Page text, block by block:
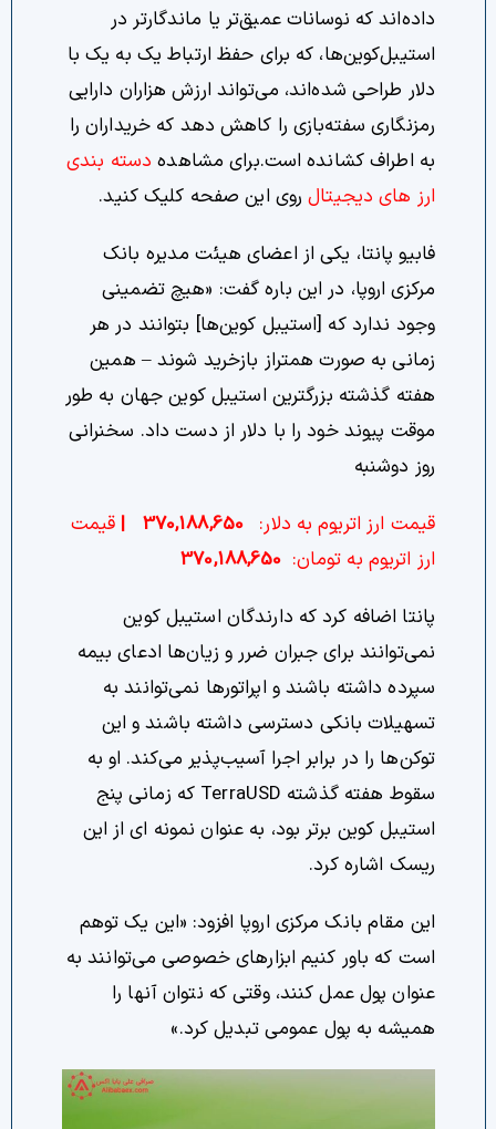
داده‌اند که نوسانات عمیق‌تر یا ماندگارتر در
استیبل‌کوین‌ها، که برای حفظ ارتباط یک به یک با
دلار طراحی شده‌اند، می‌تواند ارزش هزاران دارایی
رمزنگاری سفته‌بازی را کاهش دهد که خریداران را
به اطراف کشانده است.برای مشاهده دسته بندی
ارز های دیجیتالروی این صفحه کلیک کنید.
فابیو پانتا، یکی از اعضای هیئت مدیره بانک
مرکزی اروپا، در این باره گفت: «هیچ تضمینی
وجود ندارد که [استیبل کوین‌ها] بتوانند در هر
زمانی به صورت همتراز بازخرید شوند – همین
هفته گذشته بزرگترین استیبل کوین جهان به طور
موقت پیوند خود را با دلار از دست داد. سخنرانی
روز دوشنبه
قیمت ارز اتریوم به دلار: 370,188,650
| قیمت
ارز اتریوم به تومان: 370,188,650
پانتا اضافه کرد که دارندگان استیبل کوین
نمی‌توانند برای جبران ضرر و زیان‌ها ادعای بیمه
سپرده داشته باشند و اپراتورها نمی‌توانند به
تسهیلات بانکی دسترسی داشته باشند و این
توکن‌ها را در برابر اجرا آسیب‌پذیر می‌کند. او به
سقوط هفته گذشته TerraUSD که زمانی پنج
استیبل کوین برتر بود، به عنوان نمونه ای از این
ریسک اشاره کرد.
این مقام بانک مرکزی اروپا افزود: «این یک توهم
است که باور کنیم ابزارهای خصوصی می‌توانند به
عنوان پول عمل کنند، وقتی که نتوان آنها را
همیشه به پول عمومی تبدیل کرد.»